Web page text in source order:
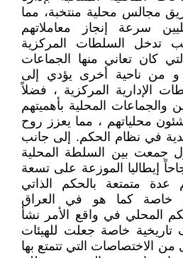
مجالس محلية منتخبة، مما
سرعة إنجاز معاملاتهم
تدخل السلطات المركزية
كان تعاني منها الجماعات
و من ناحية أخرى يؤدي إلى
الإدارية المركزية ، فضلاً
والجماعات المحلية بأهميتهم
محلياتهم ، مما يعزز روح
في نظام الحكم. إلى جانب
جمعت بين السلطة المحلية
إيطاليا الموزعة على تسعة
عدة متمتعة بالحكم الذاتي
خاصة كما هو في العراق
المحلي في واقع الأمر نشأ
خاصة جعلت للهيئات
من الاختصاصات التي تتمتع بها